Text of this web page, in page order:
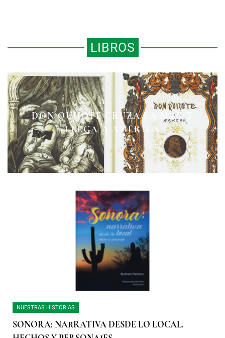
LIBROS
DON QUIJOTE CRUZA LA MAR Y
LLEGA A AMÉRICA
AVAROS Y PÍCAROS
EJÉRCITO, GUERRA Y GOBIERNO
NUESTRAS HISTORIAS
SONORA: NARRATIVA DESDE LO LOCAL.